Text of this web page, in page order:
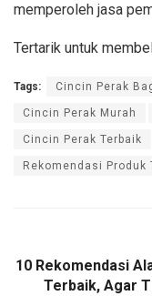
memperoleh jasa
Tertarik untuk
Tags: Cincin Perak
Cincin Perak Murah
Cincin Perak Terbaik
Rekomendasi Produk
10 Rekomendasi
Terbaik, Agar